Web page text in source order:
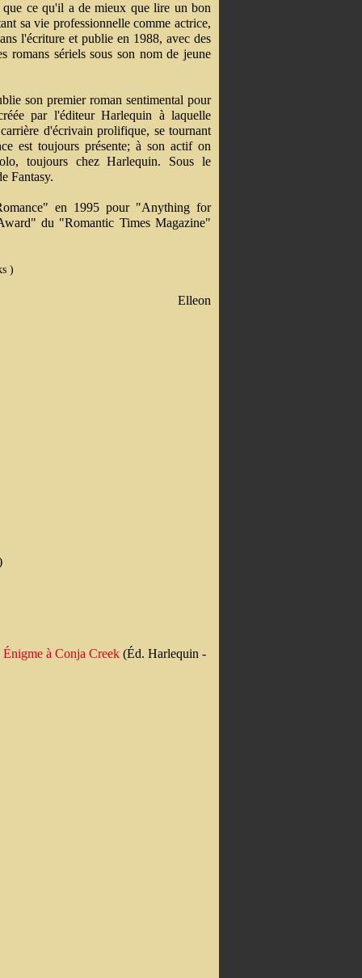
ce qu'il a de mieux que lire un bon
sa vie professionnelle comme actrice,
l'écriture et publie en 1988, avec des
sériels sous son nom de jeune
son premier roman sentimental pour
par l'éditeur Harlequin à laquelle
d'écrivain prolifique, se tournant
est toujours présente; à son actif on
toujours chez Harlequin. Sous le
Fantasy.
en 1995 pour "Anything for
du "Romantic Times Magazine"
)
Elleon
Énigme à Conja Creek (Éd. Harlequin -